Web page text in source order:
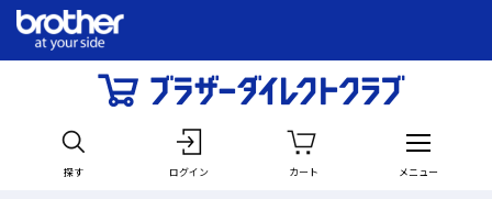
探す ログイン カート メニュー